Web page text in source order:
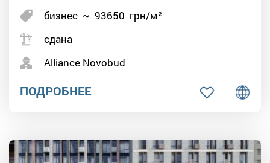
бизнес ~ 93650 грн/м²
сдана
Alliance Novobud
ПОДРОБНЕЕ